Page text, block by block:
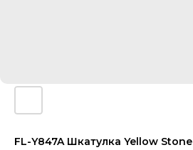
FL-Y847A Шкатулка Yellow Stone